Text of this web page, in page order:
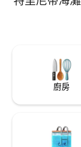
板風扇、禁止吸煙
禁止攜帶寵物、浮
臺、適合兒童、衛星
房：烤箱、微波爐
冰箱、爐
廚房